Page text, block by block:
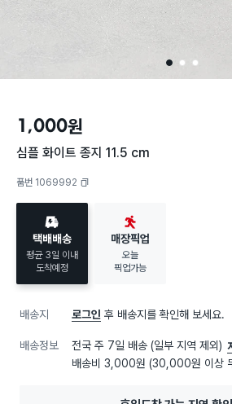
1 2 3
1,000원
심플 화이트 종지 11.5 cm
품번 1069992
택배배송
평균 3일 이내
도착예정
매장픽업
오늘
픽업가능
배송지 로그인 후 배송지를 확인해 보세요.
배송정보 전국 주 7일 배송 (일부 지역 제외)
배송비 3,000원 (30,000원 이상